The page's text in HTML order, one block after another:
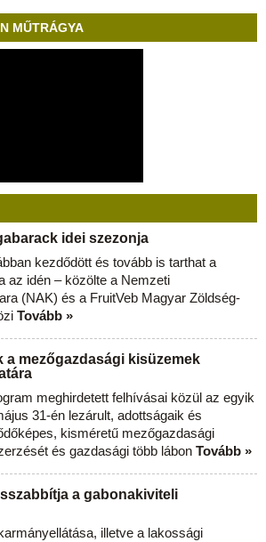
MŰTRÁGYA
idei szezonja
kezdődött és tovább is tarthat a
az idén – közölte a Nemzeti
(NAK) és a FruitVeb Magyar Zöldség-
Tovább »
a mezőgazdasági kisüzemek
meghirdetett felhívásai közül az egyik
31-én lezárult, adottságaik és
kisméretű mezőgazdasági
és gazdasági több lábon Tovább »
a gabonakiviteli
illetve a lakossági